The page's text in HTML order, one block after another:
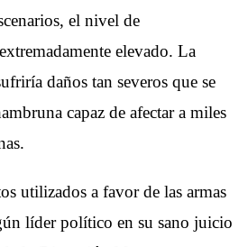
el nivel de
elevado. La
daños tan severos que se
capaz de afectar a miles
utilizados a favor de las armas
líder político en su sano juicio